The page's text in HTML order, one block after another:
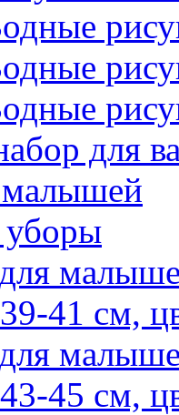
для
уборы
41 см,
45 см,